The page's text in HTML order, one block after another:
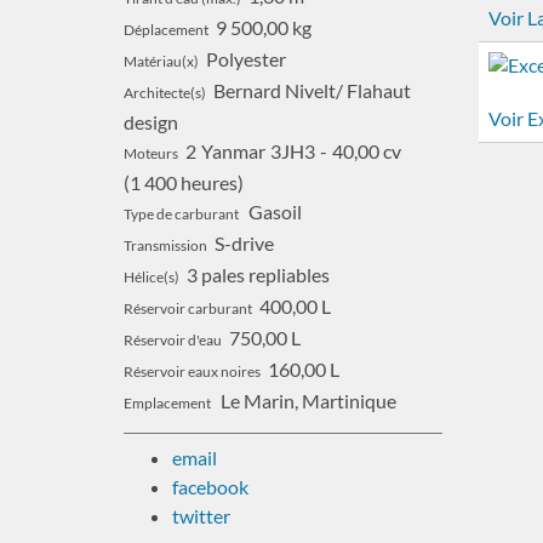
Déplacement 9 500,00 kg
Matériau(x) Polyester
Architecte(s) Bernard Nivelt/ Flahaut
design
Moteurs 2 Yanmar 3JH3
40,00 cv
1 400 heures
Type de carburant Gasoil
Transmission S-drive
Hélice(s) 3 pales repliables
Réservoir carburant 400,00 L
Réservoir d'eau 750,00 L
Réservoir eaux noires 160,00 L
Emplacement Le Marin, Martinique
email
facebook
twitter
Voir
Voir